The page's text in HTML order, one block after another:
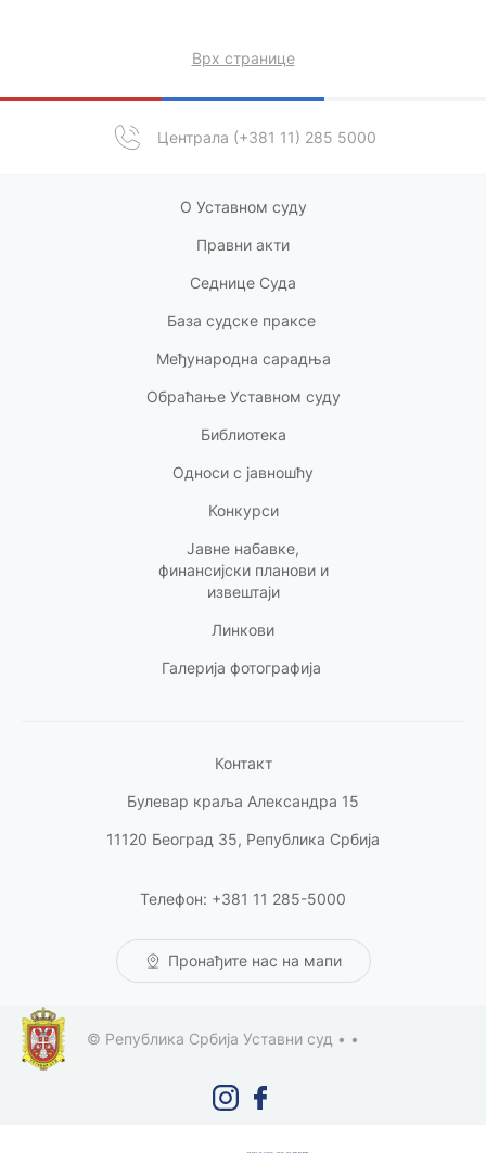
Централа (+381 11) 285 5000
Врх странице
О Уставном суду
Правни акти
Седнице Суда
База судске праксе
Међународна сарадња
Обраћање Уставном суду
Библиотека
Односи с јавношћу
Конкурси
Јавне набавке,
финансијски планови и
извештаји
Линкови
Галерија фотографија
Контакт
Булевар краља Александра 15
11120 Београд 35, Република Србија
Телефон: +381 11 285-5000
Пронађите нас на мапи
© Република Србија Уставни суд • •